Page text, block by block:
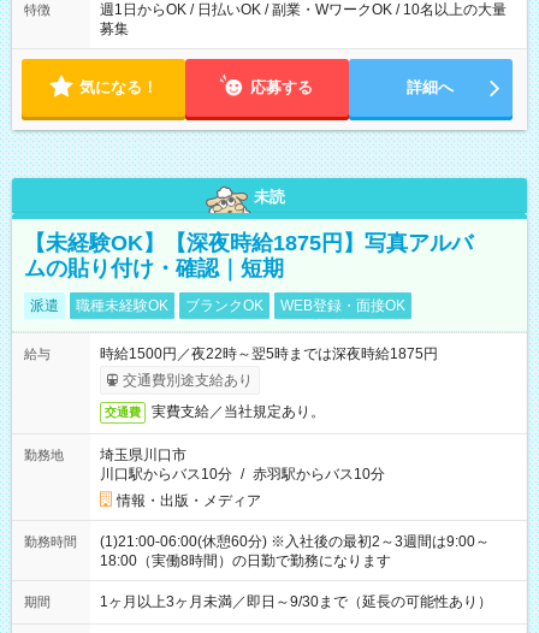
特徴
週1日からOK / 日払いOK / 副業・WワークOK / 10名以上の大量
募集
気になる！ 応募する 詳細へ
未読
【未経験OK】【深夜時給1875円】写真アルバ
ムの貼り付け・確認｜短期
派遣 職種未経験OK ブランクOK WEB登録・面接OK
給与
時給1500円／夜22時～翌5時までは深夜時給1875円
交通費別途支給あり
交通費 実費支給／当社規定あり。
勤務地
埼玉県川口市
川口駅からバス10分 / 赤羽駅からバス10分
情報・出版・メディア
勤務時間
(1)21:00-06:00(休憩60分) ※入社後の最初2～3週間は9:00～
18:00（実働8時間）の日勤で勤務になります
期間 1ヶ月以上3ヶ月未満／即日～9/30まで（延長の可能性あり）